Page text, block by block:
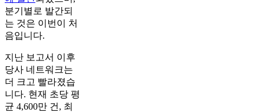
분기별로 발간되
는 것은 이번이 처
음입니다.
지난 보고서 이후
당사 네트워크는
더 크고 빨라졌습
니다. 현재 초당 평
균 4,600만 건, 최